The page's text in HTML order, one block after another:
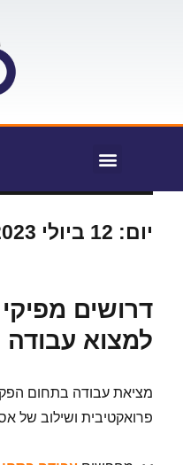
יום: 12 ביולי 2023
דרושים
למצוא
מציאת עבודה בתחום
פרואקטיבית ושילוב של